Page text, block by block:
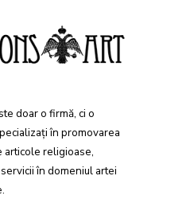
doar o firmă, ci o
în promovarea
articole religioase,
în domeniul artei